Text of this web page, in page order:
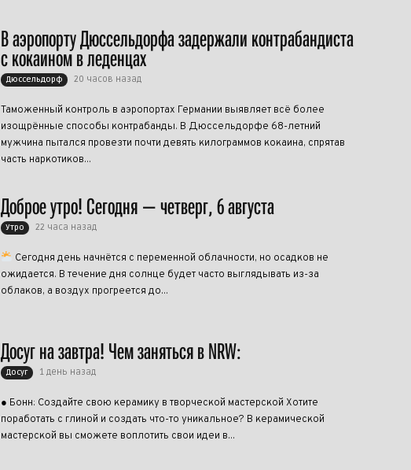
В аэропорту Дюссельдорфа задержали контрабандиста
с кокаином в леденцах
Дюссельдорф 20 часов назад
Таможенный контроль в аэропортах Германии выявляет всё более
изощрённые способы контрабанды. В Дюссельдорфе 68-летний
мужчина пытался провезти почти девять килограммов кокаина, спрятав
часть наркотиков...
Доброе утро! Сегодня — четверг, 6 августа
Утро 22 часа назад
Сегодня день начнётся с переменной облачности, но осадков не
ожидается. В течение дня солнце будет часто выглядывать из-за
облаков, а воздух прогреется до...
Досуг на завтра! Чем заняться в NRW:
Досуг 1 день назад
● Бонн: Создайте свою керамику в творческой мастерской Хотите
поработать с глиной и создать что-то уникальное? В керамической
мастерской вы сможете воплотить свои идеи в...